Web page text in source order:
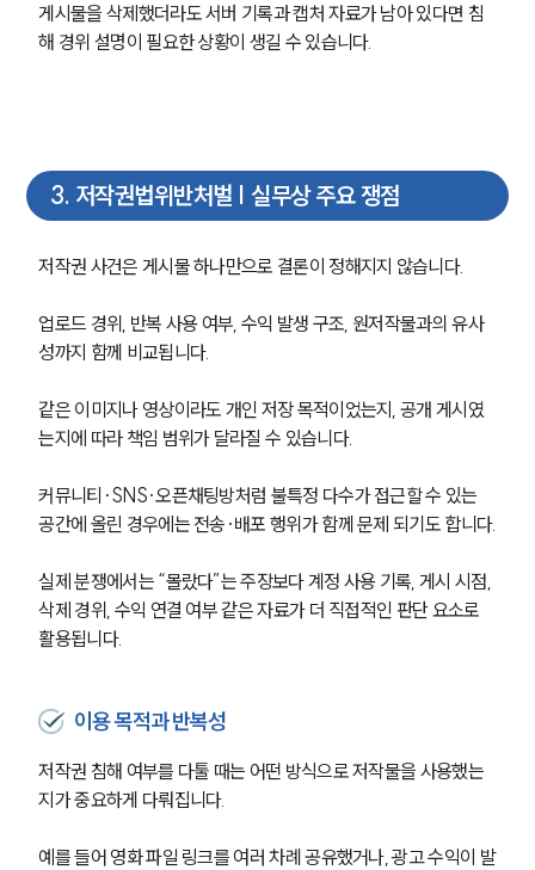
게시물을 삭제했더라도 서버 기록과 캡처 자료가 남아 있다면 침
해 경위 설명이 필요한 상황이 생길 수 있습니다.
3. 저작권법위반처벌 | 실무상 주요 쟁점
저작권 사건은 게시물 하나만으로 결론이 정해지지 않습니다.
업로드 경위, 반복 사용 여부, 수익 발생 구조, 원저작물과의 유사
성까지 함께 비교됩니다.
같은 이미지나 영상이라도 개인 저장 목적이었는지, 공개 게시였
는지에 따라 책임 범위가 달라질 수 있습니다.
커뮤니티·SNS·오픈채팅방처럼 불특정 다수가 접근할 수 있는
공간에 올린 경우에는 전송·배포 행위가 함께 문제 되기도 합니다.
실제 분쟁에서는 “몰랐다”는 주장보다 계정 사용 기록, 게시 시점,
삭제 경위, 수익 연결 여부 같은 자료가 더 직접적인 판단 요소로
활용됩니다.
이용 목적과 반복성
저작권 침해 여부를 다툴 때는 어떤 방식으로 저작물을 사용했는
지가 중요하게 다뤄집니다.
예를 들어 영화 파일 링크를 여러 차례 공유했거나, 광고 수익이 발